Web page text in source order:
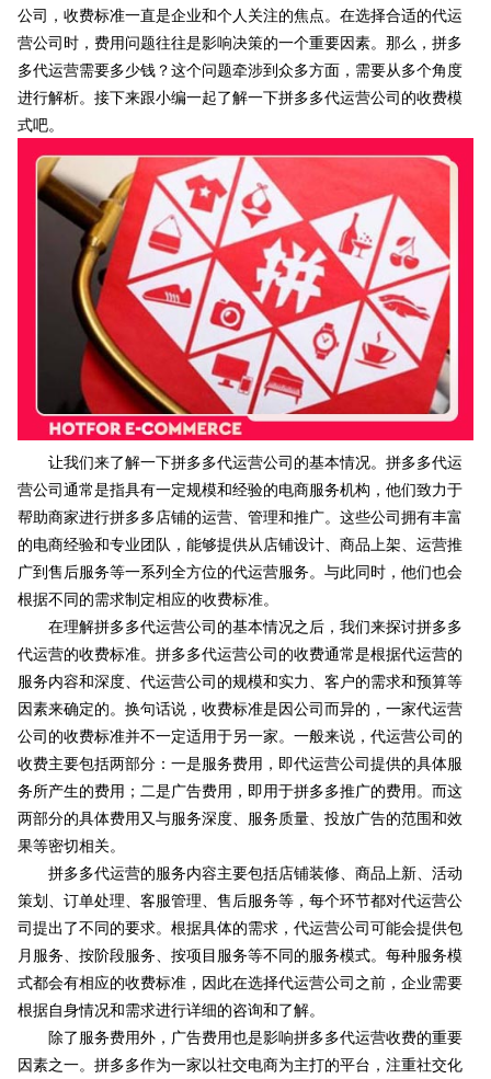
公司，收费标准一直是企业和个人关注的焦点。在选择合适的代运
营公司时，费用问题往往是影响决策的一个重要因素。那么，拼多
多代运营需要多少钱？这个问题牵涉到众多方面，需要从多个角度
进行解析。接下来跟小编一起了解一下拼多多代运营公司的收费模
式吧。
让我们来了解一下拼多多代运营公司的基本情况。拼多多代运
营公司通常是指具有一定规模和经验的电商服务机构，他们致力于
帮助商家进行拼多多店铺的运营、管理和推广。这些公司拥有丰富
的电商经验和专业团队，能够提供从店铺设计、商品上架、运营推
广到售后服务等一系列全方位的代运营服务。与此同时，他们也会
根据不同的需求制定相应的收费标准。
在理解拼多多代运营公司的基本情况之后，我们来探讨拼多多
代运营的收费标准。拼多多代运营公司的收费通常是根据代运营的
服务内容和深度、代运营公司的规模和实力、客户的需求和预算等
因素来确定的。换句话说，收费标准是因公司而异的，一家代运营
公司的收费标准并不一定适用于另一家。一般来说，代运营公司的
收费主要包括两部分：一是服务费用，即代运营公司提供的具体服
务所产生的费用；二是广告费用，即用于拼多多推广的费用。而这
两部分的具体费用又与服务深度、服务质量、投放广告的范围和效
果等密切相关。
拼多多代运营的服务内容主要包括店铺装修、商品上新、活动
策划、订单处理、客服管理、售后服务等，每个环节都对代运营公
司提出了不同的要求。根据具体的需求，代运营公司可能会提供包
月服务、按阶段服务、按项目服务等不同的服务模式。每种服务模
式都会有相应的收费标准，因此在选择代运营公司之前，企业需要
根据自身情况和需求进行详细的咨询和了解。
除了服务费用外，广告费用也是影响拼多多代运营收费的重要
因素之一。拼多多作为一家以社交电商为主打的平台，注重社交化